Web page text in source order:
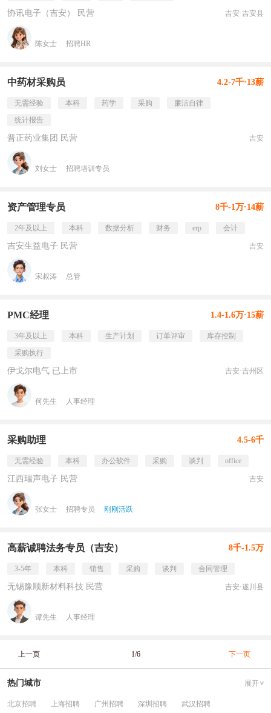
协讯电子（吉安） 民营 吉安·吉安县
陈女士 招聘HR
中药材采购员 4.2-7千·13薪
无需经验 本科 药学 采购
廉洁自律
统计报告
普正药业集团 民营 吉安
刘女士 招聘培训专员
资产管理专员 8千-1万·14薪
2年及以上 本科 数据分析 财务 erp 会计
吉安生益电子 民营 吉安
宋叔涛 总管
PMC经理 1.4-1.6万·15薪
3年及以上 本科 生产计划 订单评审
库存控制
采购执行
伊戈尔电气 已上市 吉安·吉州区
何先生 人事经理
采购助理 4.5-6千
无需经验 本科 办公软件 采购 谈判 office
江西瑞声电子 民营 吉安
张女士 招聘专员 刚刚活跃
高薪诚聘法务专员（吉安） 8千-1.5万
3-5年 本科 销售 采购 谈判 合同管理
无锡豫顺新材料科技 民营 吉安·遂川县
谭先生 人事经理
上一页 1/6 下一页
热门城市 展开
北京招聘 上海招聘 广州招聘 深圳招聘 武汉招聘